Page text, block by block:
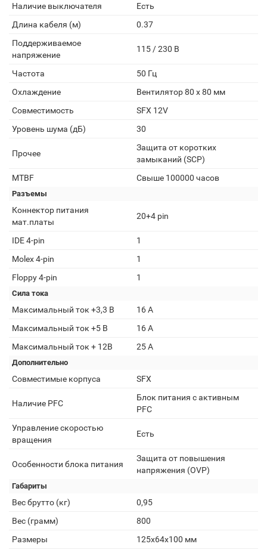
Наличие выключателя
Есть
Длина кабеля (м)
0.37
Поддерживаемое
напряжение
115 / 230 В
Частота
50 Гц
Охлаждение
Вентилятор 80 x 80 мм
Совместимость
SFX 12V
Уровень шума (дБ)
30
Прочее
Защита от коротких
замыканий (SCP)
MTBF
Свыше 100000 часов
Разъемы
Коннектор питания
мат.платы
20+4 pin
IDE 4-pin
1
Molex 4-pin
1
Floppy 4-pin
1
Сила тока
Максимальный ток +3,3 В
16 А
Максимальный ток +5 В
16 A
Максимальный ток + 12В
25 A
Дополнительно
Совместимые корпуса SFX
Наличие PFC
Блок питания с активным
PFC
Управление скоростью
вращения
Есть
Особенности блока питания
Защита от повышения
напряжения (OVP)
Габариты
Вес брутто (кг)
0,95
Вес (грамм)
800
Размеры
125x64x100 мм